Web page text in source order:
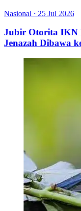
Nasional · 25 Jul 2026
Jubir Otorita IKN
Jenazah Dibawa